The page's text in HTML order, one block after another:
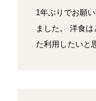
1年ぶりでお願
ました。 洋食
た利用したいと